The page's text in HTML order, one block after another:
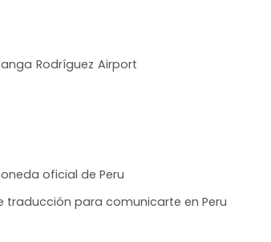
Rodríguez Airport
oficial de Peru
traducción para comunicarte en Peru